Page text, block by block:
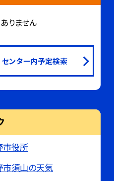
りません
センター内予定検索
市役所
市須山の天気